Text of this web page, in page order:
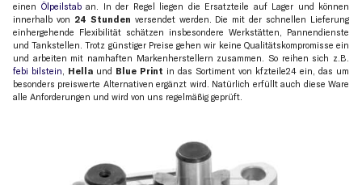
einen Ölpeilstaban. In der Regel liegen die Ersatzteile auf Lager und können
innerhalb von 24 Stunden versendet werden. Die mit der schnellen Lieferung
einhergehende Flexibilität schätzen insbesondere Werkstätten, Pannendienste
und Tankstellen. Trotz günstiger Preise gehen wir keine Qualitätskompromisse ein
und arbeiten mit namhaften Markenherstellern zusammen. So reihen sich z.B.
febi bilstein, Hella und Blue Print in das Sortiment von kfzteile24 ein, das um
besonders preiswerte Alternativen ergänzt wird. Natürlich erfüllt auch diese Ware
alle Anforderungen und wird von uns regelmäßig geprüft.